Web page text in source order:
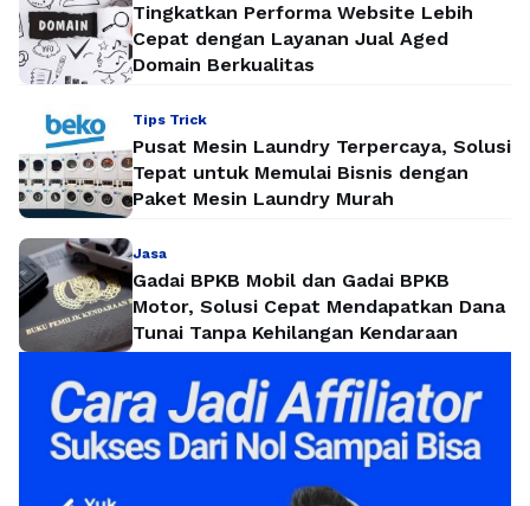
Tingkatkan Performa Website Lebih
Cepat dengan Layanan Jual Aged
Domain Berkualitas
Tips Trick
Pusat Mesin Laundry Terpercaya, Solusi
Tepat untuk Memulai Bisnis dengan
Paket Mesin Laundry Murah
Jasa
Gadai BPKB Mobil dan Gadai BPKB
Motor, Solusi Cepat Mendapatkan Dana
Tunai Tanpa Kehilangan Kendaraan